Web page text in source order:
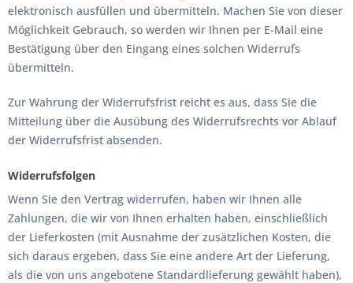
elektronisch ausfüllen und übermitteln. Machen Sie von dieser
Möglichkeit Gebrauch, so werden wir Ihnen per E-Mail eine
Bestätigung über den Eingang eines solchen Widerrufs
übermitteln.
Zur Wahrung der Widerrufsfrist reicht es aus, dass Sie die
Mitteilung über die Ausübung des Widerrufsrechts vor Ablauf
der Widerrufsfrist absenden.
Widerrufsfolgen
Wenn Sie den Vertrag widerrufen, haben wir Ihnen alle
Zahlungen, die wir von Ihnen erhalten haben, einschließlich
der Lieferkosten (mit Ausnahme der zusätzlichen Kosten, die
sich daraus ergeben, dass Sie eine andere Art der Lieferung,
als die von uns angebotene Standardlieferung gewählt haben),